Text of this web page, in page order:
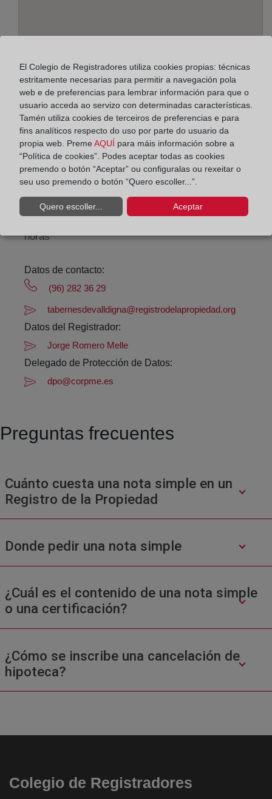
Enderezo:
Valencia, 14, 46760
Horario:
Agosto: De lunes a viernes de 09:00 a 14:00 horas
horas
Datos de contacto:
(96) 282 36 29
tabernesdevalldigna@registrodelapropiedad.org
Datos del Registrador:
Jorge Romero Melle
Delegado de Protección de Datos:
dpo@corpme.es
Preguntas frecuentes
Cuánto cuesta una nota simple en un
Registro de la Propiedad
Donde pedir una nota simple
¿Cuál es el contenido de una nota simple
o una certificación?
¿Cómo se inscribe una cancelación de
hipoteca?
Colegio de Registradores
El Colegio de Registradores utiliza cookies propias: técnicas
estritamente necesarias para permitir a navegación pola
web e de preferencias para lembrar información para que o
usuario acceda ao servizo con determinadas características.
Tamén utiliza cookies de terceiros de preferencias e para
fins analíticos respecto do uso por parte do usuario da
propia web. Preme AQUÍ para máis información sobre a
“Política de cookies”. Podes aceptar todas as cookies
premendo o botón “Aceptar” ou configuralas ou rexeitar o
seu uso premendo o botón “Quero escoller...”.
Quero escoller... Aceptar